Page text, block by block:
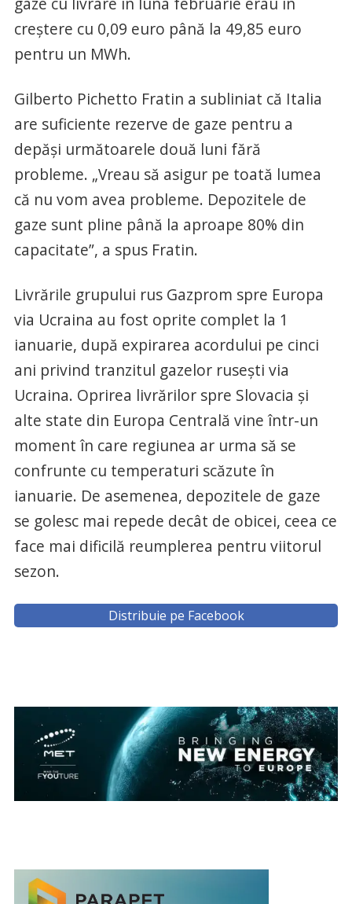
creştere cu 0,09 euro până la 49,85 euro
pentru un MWh.
Gilberto Pichetto Fratin a subliniat că Italia
are suficiente rezerve de gaze pentru a
depăşi următoarele două luni fără
probleme. „Vreau să asigur pe toată lumea
că nu vom avea probleme. Depozitele de
gaze sunt pline până la aproape 80% din
capacitate”, a spus Fratin.
Livrările grupului rus Gazprom spre Europa
via Ucraina au fost oprite complet la 1
ianuarie, după expirarea acordului pe cinci
ani privind tranzitul gazelor ruseşti via
Ucraina. Oprirea livrărilor spre Slovacia şi
alte state din Europa Centrală vine într-un
moment în care regiunea ar urma să se
confrunte cu temperaturi scăzute în
ianuarie. De asemenea, depozitele de gaze
se golesc mai repede decât de obicei, ceea ce
face mai dificilă reumplerea pentru viitorul
sezon.
Distribuie pe Facebook